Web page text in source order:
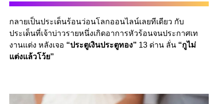
กลายเป็นประเด็นร้อนว่อนโลกออนไลน์เลยทีเดียว กับ
ประเด็นที่เจ้าบ่าวรายหนึ่งเกิดอาการหัวร้อนจนประกาศเท
งานแต่ง หลังเจอ “ประตูเงินประตูทอง” 13 ด่าน ลั่น “กูไม่
แต่งแล้วโว้ย”